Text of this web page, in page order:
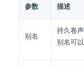
参数 描述
别名
持久卷
别名可以